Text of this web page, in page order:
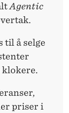
Agentic
til å selge
klokere.
priser i